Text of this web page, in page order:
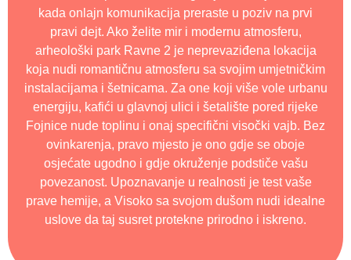
kada onlajn komunikacija preraste u poziv na prvi
pravi dejt. Ako želite mir i modernu atmosferu,
arheološki park Ravne 2 je neprevaziđena lokacija
koja nudi romantičnu atmosferu sa svojim umjetničkim
instalacijama i šetnicama. Za one koji više vole urbanu
energiju, kafići u glavnoj ulici i šetalište pored rijeke
Fojnice nude toplinu i onaj specifični visočki vajb. Bez
ovinkarenja, pravo mjesto je ono gdje se oboje
osjećate ugodno i gdje okruženje podstiče vašu
povezanost. Upoznavanje u realnosti je test vaše
prave hemije, a Visoko sa svojom dušom nudi idealne
uslove da taj susret protekne prirodno i iskreno.